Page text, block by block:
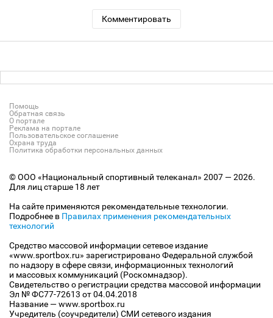
Комментировать
Помощь
Обратная связь
О портале
Реклама на портале
Пользовательское соглашение
Охрана труда
Политика обработки персональных данных
© ООО «Национальный спортивный телеканал» 2007 — 2026.
Для лиц старше 18 лет
На сайте применяются рекомендательные технологии.
Подробнее в Правилах применения рекомендательных
технологий
Средство массовой информации сетевое издание
«www.sportbox.ru» зарегистрировано Федеральной службой
по надзору в сфере связи, информационных технологий
и массовых коммуникаций (Роскомнадзор).
Свидетельство о регистрации средства массовой информации
Эл № ФС77-72613 от 04.04.2018
Название — www.sportbox.ru
Учредитель (соучредители) СМИ сетевого издания